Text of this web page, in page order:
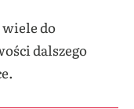
wiele do
dalszego